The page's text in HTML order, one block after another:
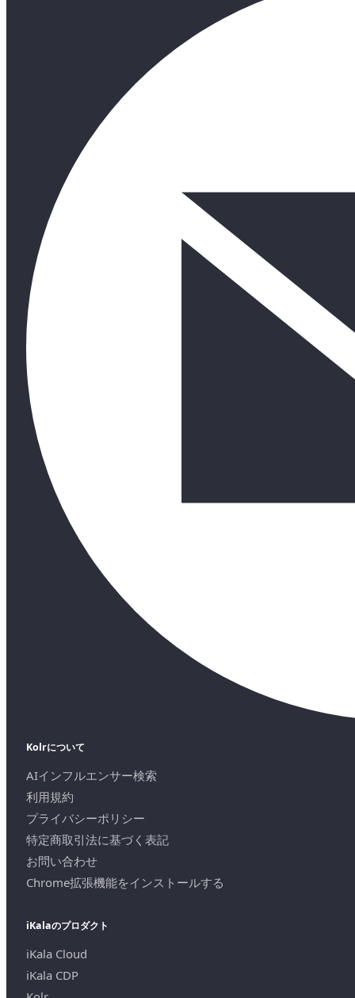
Kolrについて
AIインフルエンサー検索
利用規約
プライバシーポリシー
特定商取引法に基づく表記
お問い合わせ
Chrome拡張機能をインストールする
iKalaのプロダクト
iKala Cloud
iKala CDP